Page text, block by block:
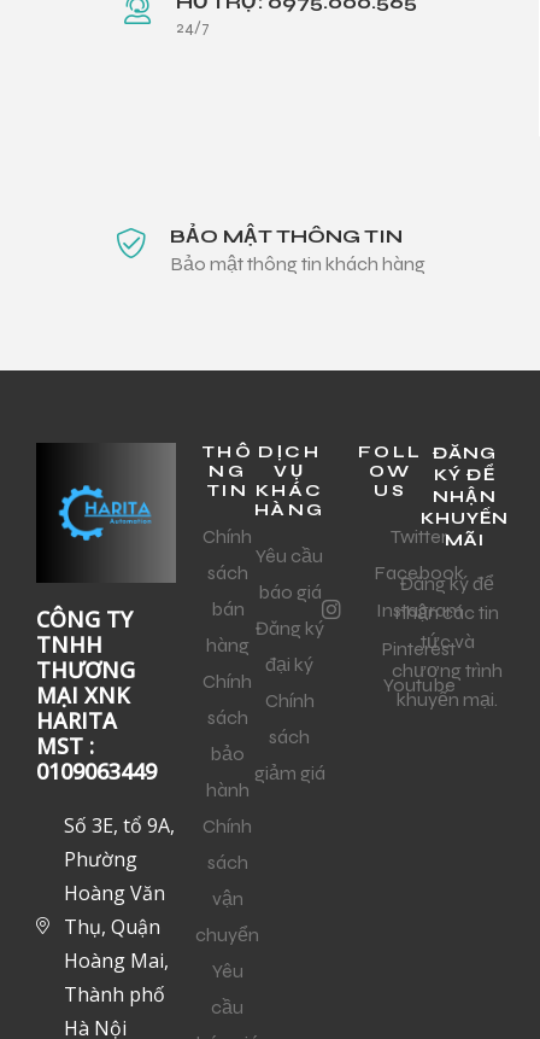
24/7
BẢO MẬT THÔNG TIN
Bảo mật thông tin khách hàng
CÔNG TY
TNHH
THƯƠNG
MẠI XNK
HARITA
MST :
0109063449
Số 3E, tổ 9A,
Phường
Hoàng Văn
Thụ, Quận
Hoàng Mai,
Thành phố
Hà Nội
THÔ
NG
TIN
Chính
sách
bán
hàng
Chính
sách
bảo
hành
Chính
sách
vận
chuyển
Yêu
cầu
DỊCH
VỤ
KHÁC
HÀNG
Yêu cầu
báo giá
Đăng ký
đại ký
Chính
sách
giảm giá
FOLL
OW
US
Twitter
Facebook
Instagram
Pinterest
Youtube
ĐĂNG
KÝ ĐỂ
NHẬN
KHUYẾN
MÃI
Đăng ký để
nhận các tin
tức và
chương trình
khuyến mại.